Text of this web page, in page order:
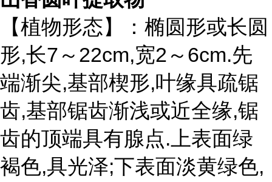
【植物形态】：椭圆形或长圆
形,长7～22cm,宽2～6cm.先
端渐尖,基部楔形,叶缘具疏锯
齿,基部锯齿渐浅或近全缘,锯
齿的顶端具有腺点.上表面绿
褐色,具光泽;下表面淡黄绿色,